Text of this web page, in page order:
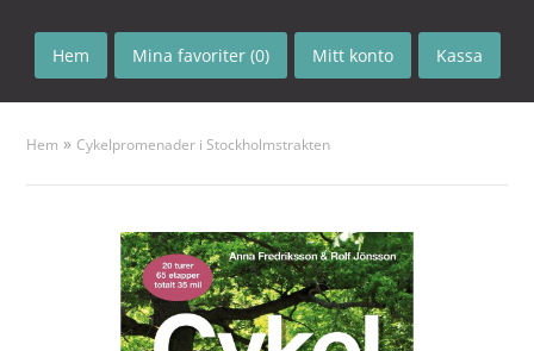
Hem Mina favoriter (0) Mitt konto Kassa
Hem » Cykelpromenader i Stockholmstrakten